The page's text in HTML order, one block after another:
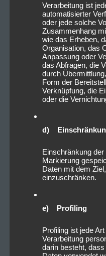
Verarbeitung ist
automatisierter
oder jede solche
Zusammenhang
wie das Erheben,
Organisation, das
Anpassung oder
das Abfragen, die
durch
Form der
Verknüpfung, die
oder die
d)
Einschränkung
Markierung
Daten mit dem
einzuschränken.
e) Profiling
Profiling ist jede
Verarbeitung
darin besteht,